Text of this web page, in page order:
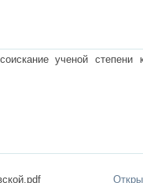
ученой степени